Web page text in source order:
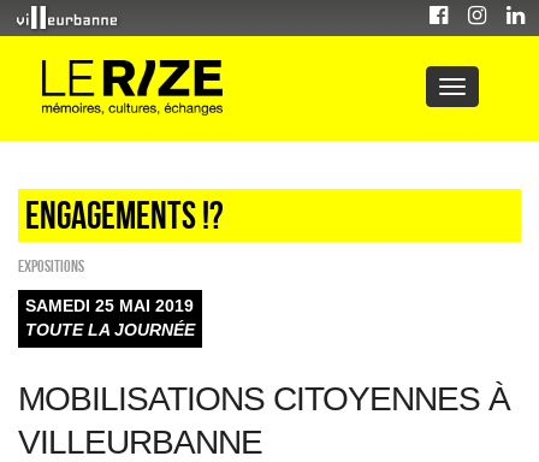
Engagements !?
EXPOSITIONS
SAMEDI 25 MAI 2019
TOUTE LA JOURNÉE
MOBILISATIONS CITOYENNES À
VILLEURBANNE